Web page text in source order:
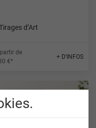
d’Art
de
€*
+ D’INFOS